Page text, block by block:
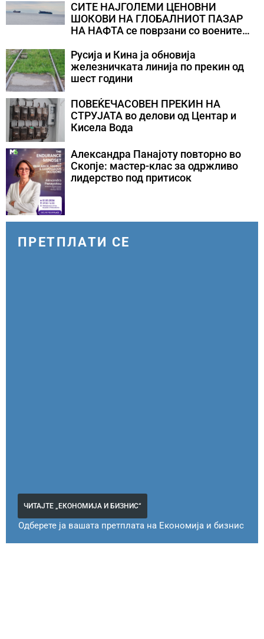
СИТЕ НАЈГОЛЕМИ ЦЕНОВНИ
ШОКОВИ НА ГЛОБАЛНИОТ ПАЗАР
НА НАФТА се поврзани со воените
Русија и Кина ја обновија
железничката линија по прекин од
шест години
ПОВЕЌЕЧАСОВЕН ПРЕКИН НА
СТРУЈАТА во делови од Центар и
Кисела Вода
Александра Панајоту повторно во
Скопје: мастер-клас за одржливо
лидерство под притисок
ПРЕТПЛАТИ СЕ
ЧИТАЈТЕ „ЕКОНОМИЈА И БИЗНИС“
Одберете ја вашата претплата на Економија и бизнис